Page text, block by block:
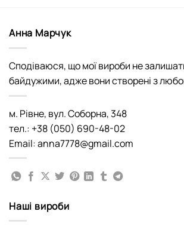
Анна Марчук
Сподіваюся, що мої вироби не
байдужими, адже вони створені з
м. Рівне, вул. Соборна, 348
тел.: +38 (050) 690-48-02
Email: anna7778@gmail.com
Наші вироби